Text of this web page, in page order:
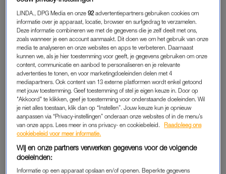
mannen. Bovendien, 70 procent van alle vrouwen werkte in
2021 in deeltijd, tegenover 28 procent van de mannen. Dit
houdt simpelweg financiële ongelijkheid in stand en moet dus
echt verbeterd worden. (Uiteraard tenzij je chronisch ziek bent
of om andere valide redenen niet kúnt werken. Maar laten we
voor het gemak even uitgaan van een situatie waarin het wel
kan, maar wellicht niet hóéft, bijvoorbeeld omdat je partner
‘genoeg’ verdient.)
PARTTIME WERKEN
Hoe je prettig op de bank kunt zitten wetende dat het huis
waar die bank in staat niet door jou betaald kan worden en dat
je daarvoor afhankelijk bent van een relatie met een ander, is
iets dat ik simpelweg niet kan begrijpen. De helft van de
LINDA., DPG Media en onze92 advertentiepartners gebruiken cookies om
informatie over je apparaat, locatie, browser en surfgedrag te verzamelen.
Deze informatie combineren we met de gegevens die je zelf deelt met ons,
zoals wanneer je een account aanmaakt. Dit doen we om het gebruik van onze
media te analyseren en onze websites en apps te verbeteren. Daarnaast
kunnen we, als je hier toestemming voor geeft, je gegevens gebruiken om onze
content, communicatie en aanbod te personaliseren en je relevante
advertenties te tonen, en voor marketingdoeleinden delen met 4
mediapartners. Ook content van 13 externe platformen wordt enkel getoond
met jouw toestemming. Geef toestemming of stel je eigen keuze in. Door op
"Akkoord" te klikken, geef je toestemming voor onderstaande doeleinden. Wil
je niet alles toestaan, klik dan op “Instellen”. Jouw keuze kun je opnieuw
aanpassen via “Privacy-instellingen” onderaan onze websites of in de menu’s
van onze apps. Lees meer in ons privacy- en cookiebeleid.
Raadpleeg ons
cookiebeleid voor meer informatie.
Wij en onze partners verwerken gegevens voor de volgende
doeleinden:
Informatie op een apparaat opslaan en/of openen. Beperkte gegevens